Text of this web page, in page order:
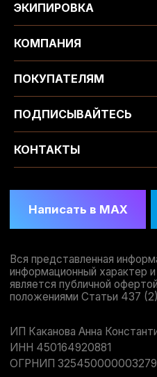
ЭКИПИРОВКА
КОМПАНИЯ
ПОКУПАТЕЛЯМ
ПОДПИСЫВАЙТЕСЬ
КОНТАКТЫ